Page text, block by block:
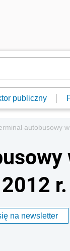
publiczny
autobusowy
r.
na newsletter